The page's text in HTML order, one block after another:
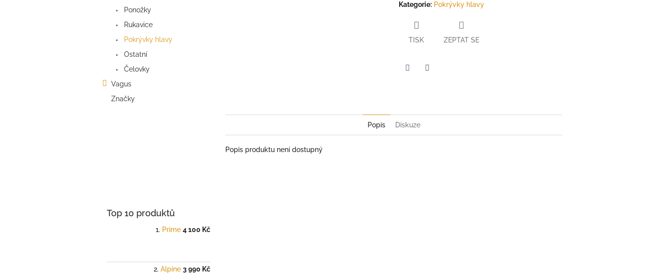
Ponožky
Rukavice
Pokrývky hlavy
Ostatní
Čelovky
Vagus
Značky
Top 10 produktů
Prime 4 100 Kč
Alpine 3 990 Kč
Kategorie: Pokrývky hlavy
TISK ZEPTAT SE
Popis Diskuze
Popis produktu není dostupný